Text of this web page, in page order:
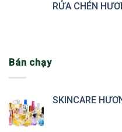
RỬA CHÉN
Bán chạy
SKINCARE